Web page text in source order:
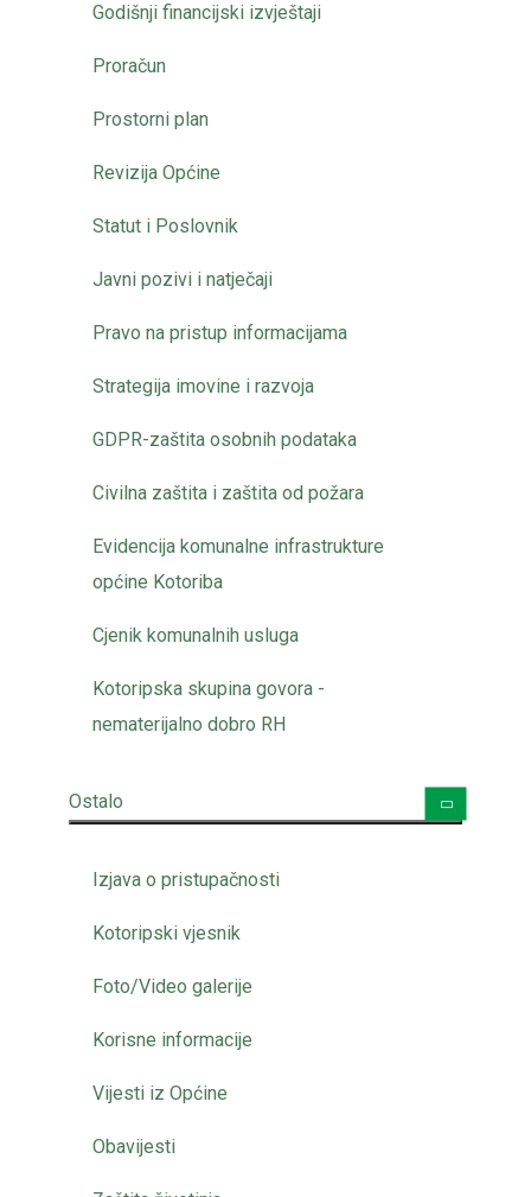
Godišnji financijski izvještaji
Proračun
Prostorni plan
Revizija Općine
Statut i Poslovnik
Javni pozivi i natječaji
Pravo na pristup informacijama
Strategija imovine i razvoja
GDPR-zaštita osobnih podataka
Civilna zaštita i zaštita od požara
Evidencija komunalne infrastrukture
općine Kotoriba
Cjenik komunalnih usluga
Kotoripska skupina govora -
nematerijalno dobro RH
Ostalo
Izjava o pristupačnosti
Kotoripski vjesnik
Foto/Video galerije
Korisne informacije
Vijesti iz Općine
Obavijesti